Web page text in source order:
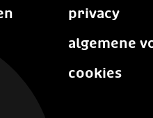
privacy
algemene
cookies